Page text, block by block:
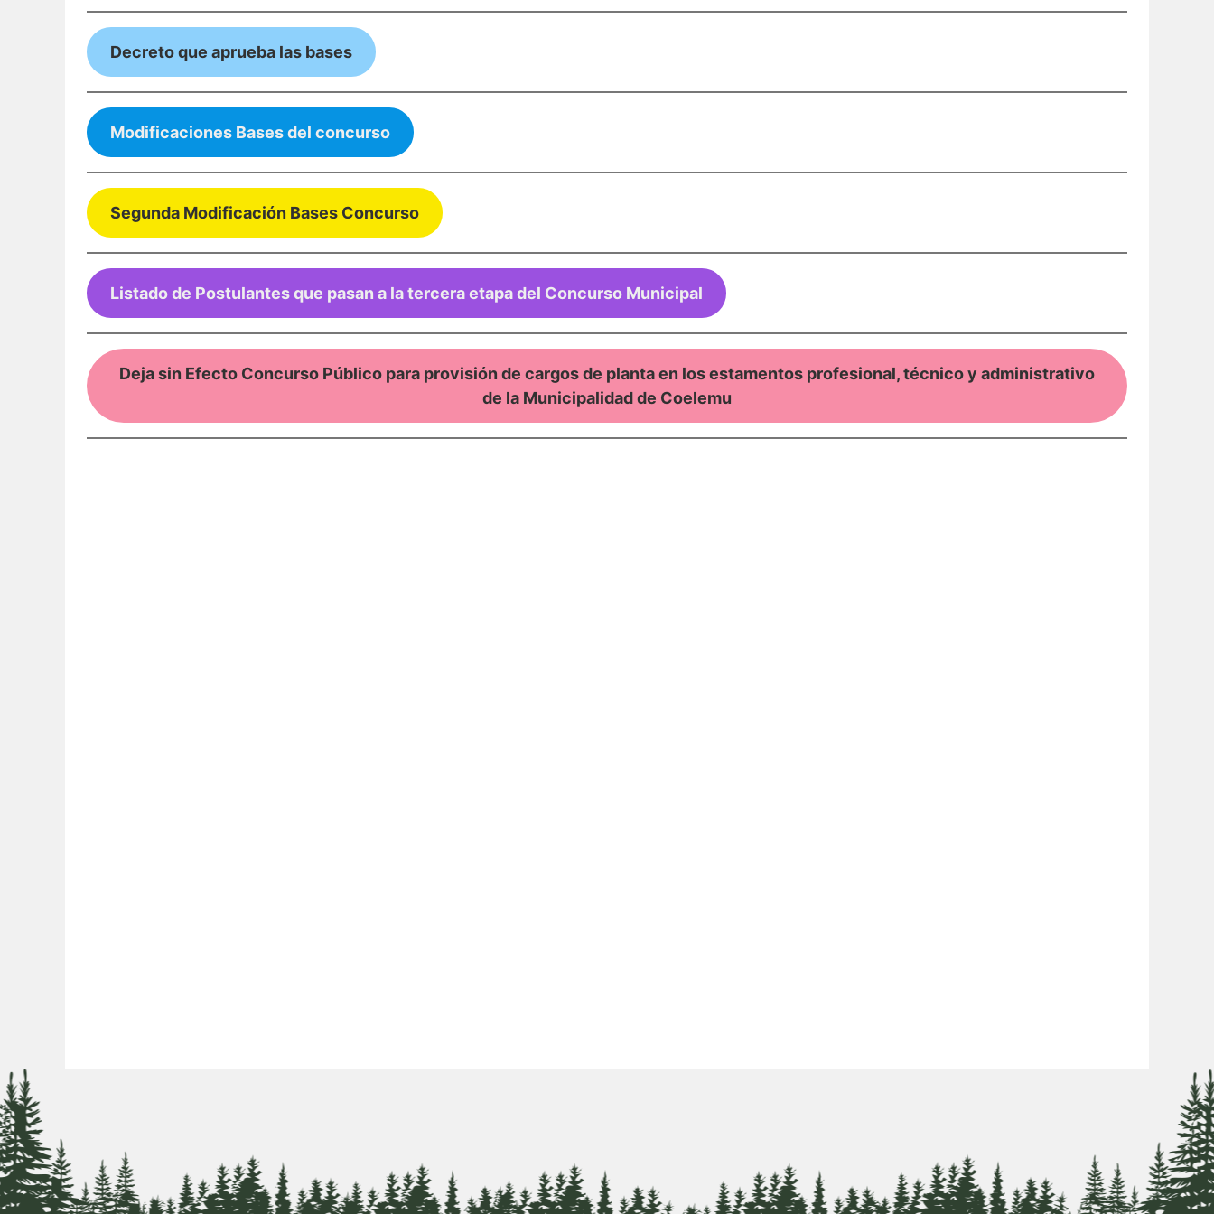
Decreto que aprueba las bases
Modificaciones Bases del concurso
Segunda Modificación Bases Concurso
Listado de Postulantes que pasan a la tercera etapa del Concurso Municipal
Deja sin Efecto Concurso Público para provisión de cargos de planta en los estamentos profesional, técnico y administrativo
de la Municipalidad de Coelemu